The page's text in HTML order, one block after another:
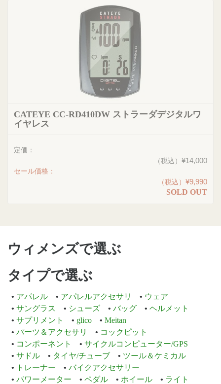
CATEYE CC-RD410DW ストラーダデジタルワ
イヤレス
定価：
（税込） ¥14,000
セール価格：
（税込） ¥9,990
SOLD OUT
ウィメンズで選ぶ
タイプで選ぶ
アパレル アパレルアクセサリ
ウェア
サングラス
シューズ バッグ
ヘルメット
サプリメント
glico
Meitan
パーツ＆アクセサリ
コックピット
コンポーネント
サイクルコンピューター/GPS
サドル
タイヤ/チューブ
ツール＆ケミカル
トレーナー
バイクアクセサリー
パワーメーター
ペダル ホイール
ライト